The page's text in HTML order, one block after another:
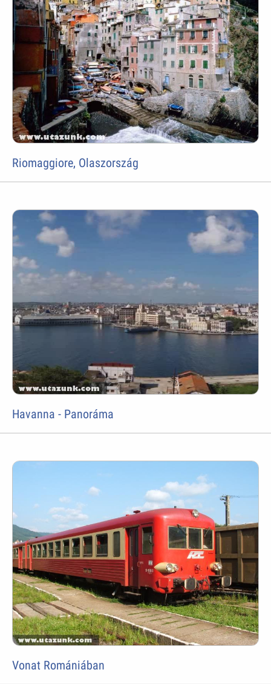
Riomaggiore, Olaszország
Havanna - Panoráma
Vonat Romániában